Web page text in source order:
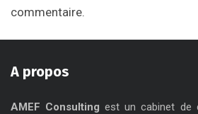
commentaire.
A propos
AMEF Consulting est un cabinet de